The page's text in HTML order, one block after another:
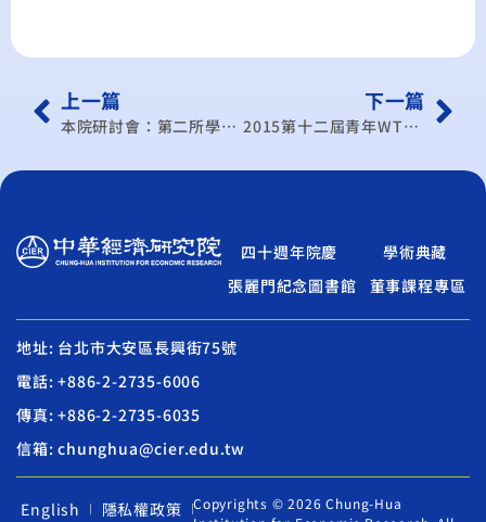
上一篇
本院研討會：第二所學術研討會
下一篇
2015第十二屆青年WTO及RTA研習營
四十週年院慶
學術典藏
張麗門紀念圖書館
董事課程專區
地址: 台北市大安區長興街75號
電話: +886-2-2735-6006
傳真: +886-2-2735-6035
信箱: chunghua@cier.edu.tw
English 隱私權政策
Copyrights © 2026 Chung-Hua